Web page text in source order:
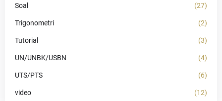
Soal (27)
Trigonometri (2)
Tutorial (3)
UN/UNBK/USBN (4)
UTS/PTS (6)
video (12)